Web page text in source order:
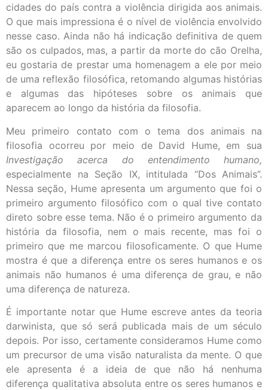
cidades do país contra a violência dirigida aos animais.
O que mais impressiona é o nível de violência envolvido
nesse caso. Ainda não há indicação definitiva de quem
são os culpados, mas, a partir da morte do cão Orelha,
eu gostaria de prestar uma homenagem a ele por meio
de uma reflexão filosófica, retomando algumas histórias
e algumas das hipóteses sobre os animais que
aparecem ao longo da história da filosofia.
Meu primeiro contato com o tema dos animais na
filosofia ocorreu por meio de David Hume, em sua
Investigação acerca do entendimento humano,
especialmente na Seção IX, intitulada “Dos Animais”.
Nessa seção, Hume apresenta um argumento que foi o
primeiro argumento filosófico com o qual tive contato
direto sobre esse tema. Não é o primeiro argumento da
história da filosofia, nem o mais recente, mas foi o
primeiro que me marcou filosoficamente. O que Hume
mostra é que a diferença entre os seres humanos e os
animais não humanos é uma diferença de grau, e não
uma diferença de natureza.
É importante notar que Hume escreve antes da teoria
darwinista, que só será publicada mais de um século
depois. Por isso, certamente consideramos Hume como
um precursor de uma visão naturalista da mente. O que
ele apresenta é a ideia de que não há nenhuma
diferença qualitativa absoluta entre os seres humanos e